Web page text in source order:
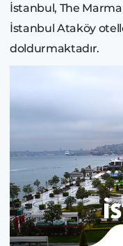
İstanbul, The
İstanbul Ataköy
doldurmaktadır.